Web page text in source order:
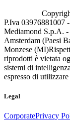
P.Iva 03976881007
Mediamond S.p.A.
Amsterdam (Paesi
Monzese (MI)
riprodotti è vietata
sistemi di
espresso di
Legal
CorporatePrivacy